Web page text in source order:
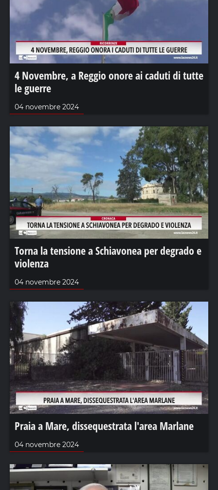
4 Novembre, a Reggio onore ai caduti di tutte
le guerre
04 novembre 2024
Torna la tensione a Schiavonea per degrado e
violenza
04 novembre 2024
Praia a Mare, dissequestrata l'area Marlane
04 novembre 2024